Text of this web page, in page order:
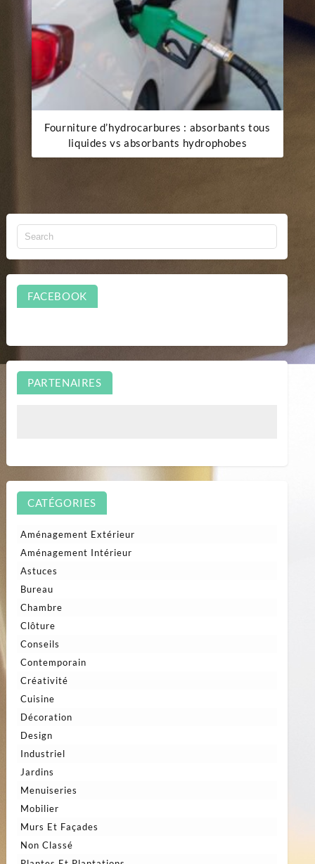
Fourniture d’hydrocarbures : absorbants tous
liquides vs absorbants hydrophobes
FACEBOOK
PARTENAIRES
CATÉGORIES
Aménagement Extérieur
Aménagement Intérieur
Astuces
Bureau
Chambre
Clôture
Conseils
Contemporain
Créativité
Cuisine
Décoration
Design
Industriel
Jardins
Menuiseries
Mobilier
Murs Et Façades
Non Classé